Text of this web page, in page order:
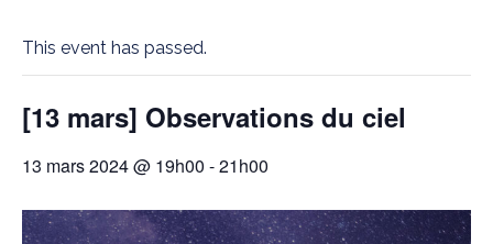
This event has passed.
[13 mars] Observations du ciel
13 mars 2024 @ 19h00 -21h00